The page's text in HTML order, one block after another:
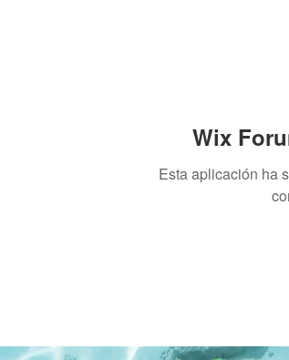
Wix
Esta aplicación ha